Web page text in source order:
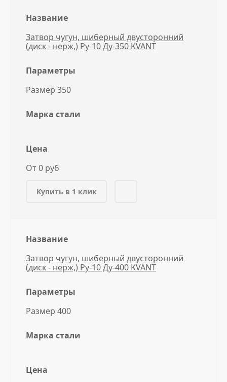
Название
Затвор чугун, шиберный двусторонний
(диск - нерж,) Ру-10 Ду-350 KVANT
Параметры
Размер 350
Марка стали
Цена
От 0 руб
Купить в 1 клик
Название
Затвор чугун, шиберный двусторонний
(диск - нерж,) Ру-10 Ду-400 KVANT
Параметры
Размер 400
Марка стали
Цена